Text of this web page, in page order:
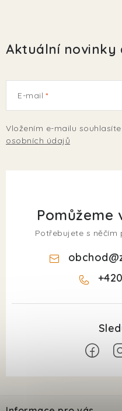
Aktuální novinky
E-mail
Vložením e-mailu souhlasíte
osobních údajů
Pomůžeme
Potřebujete s něčím
obchod@